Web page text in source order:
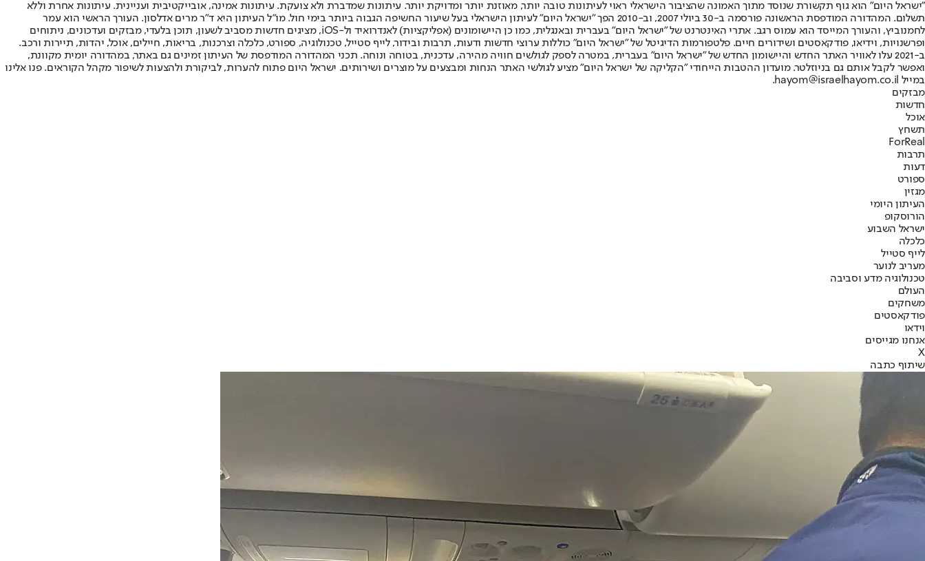
"ישראל היום" הוא גוף תקשורת שנוסד מתוך האמונה שהציבור הישראלי ראוי לעיתונות טובה יותר, מאוזנת יותר ומדויקת יותר. עיתונות שמדברת ולא צועקת. עיתונות אמינה, אובייקטיבית ועניינית. עיתונות אחרת וללא
תשלום. המהדורה המודפסת הראשונה פורסמה ב-30 ביולי 2007, וב-2010 הפך "ישראל היום" לעיתון הישראלי בעל שיעור החשיפה הגבוה ביותר בימי חול. מו"ל העיתון היא ד"ר מרים אדלסון. העורך הראשי הוא עמר
לחמנוביץ, והעורך המייסד הוא עמוס רגב. אתרי האינטרנט של "ישראל היום" בעברית ובאנגלית, כמו כן היישומונים (אפליקציות) לאנדרואיד ול-iOS, מציגים חדשות מסביב לשעון, תוכן בלעדי, מבזקים ועדכונים, ניתוחים
ופרשנויות, וידיאו, פודקאסטים ושידורים חיים. פלטפורמות הדיגיטל של "ישראל היום" כוללות ערוצי חדשות ודעות, תרבות ובידור, לייף סטייל, טכנולוגיה, ספורט, כלכלה וצרכנות, בריאות, חיילים, אוכל, יהדות, תיירות ורכב.
ב-2021 עלו לאוויר האתר החדש והיישומון החדש של "ישראל היום" בעברית, במטרה לספק לגולשים חוויה מהירה, עדכנית, בטוחה ונוחה. תכני המהדורה המודפסת של העיתון זמינים גם באתר, במהדורה יומית מקוונת,
ואפשר לקבל אותם גם בניוזלטר. מועדון ההטבות הייחודי "הקליקה של ישראל היום" מציע לגולשי האתר הנחות ומבצעים על מוצרים ושירותים. ישראל היום פתוח להערות, לביקורת ולהצעות לשיפור מקהל הקוראים. פנו אלינו
במייל hayom@israelhayom.co.il.
מבזקים
חדשות
אוכל
תשחץ
ForReal
תרבות
דעות
ספורט
מגזין
העיתון היומי
הורוסקופ
ישראל השבוע
כלכלה
לייף סטייל
מעריב לנוער
טכנולוגיה מדע וסביבה
העולם
משחקים
פודקאסטים
וידאו
אנחנו מגייסים
X
שיתוף כתבה